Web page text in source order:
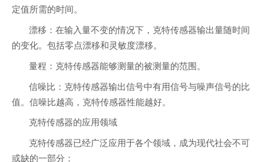
定值所需的时间。
漂移：在输入量不变的情况下，克特传感器输出量随时间
的变化。包括零点漂移和灵敏度漂移。
量程：克特传感器能够测量的被测量的范围。
信噪比：克特传感器输出信号中有用信号与噪声信号的比
值。信噪比越高，克特传感器性能越好。
克特传感器的应用领域
克特传感器已经广泛应用于各个领域，成为现代社会不可
或缺的一部分：